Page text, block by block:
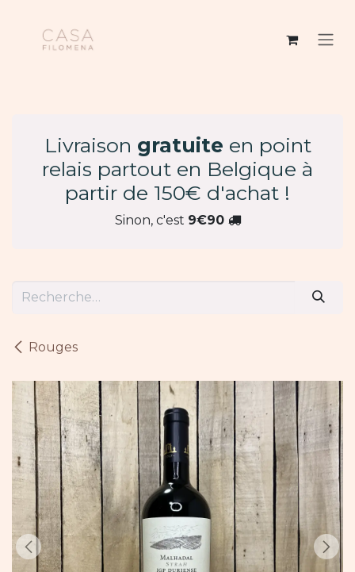
Livraison gratuite en point
relais partout en Belgique à
partir de 150€ d'achat !
Sinon, c'est 9€90
Rouges